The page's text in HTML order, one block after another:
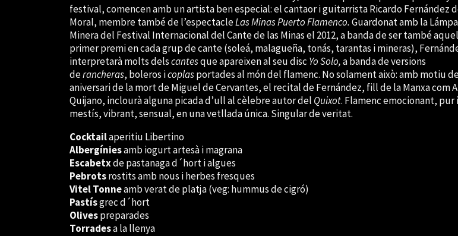
festival, comencen amb un artista ben especial: el cantaor i guitarrista Ricardo Fernández
Moral, membre també de l’espectacleLas Minas Puerto Flamenco.Guardonat amb la
Minera del Festival Internacional del Cante de las Minas el 2012, a banda de ser també
primer premi en cada grup de cante (soleá, malagueña, tonás, tarantas i mineras),
interpretarà molts delscantesque apareixen al seu disc Yo Solo,a banda de versions
derancheras, boleros icoplasportades al món del flamenc. No solament això: amb motiu
aniversari de la mort de Miguel de Cervantes, el recital de Fernández, fill de la Manxa com
Quijano, inclourà alguna picada d’ull al cèlebre autor del Quixot. Flamenc emocionant, pur i
mestís, vibrant, sensual, en una vetllada única. Singular de veritat.
Cocktailaperitiu Libertino
Albergíniesamb iogurt artesà i magrana
Escabetxde pastanaga d´hort i algues
Pebrotsrostits amb nous i herbes fresques
Vitel Tonneamb verat de platja (veg: hummus de cigró)
Pastísgrec d´hort
Olivespreparades
Torradesa la llenya